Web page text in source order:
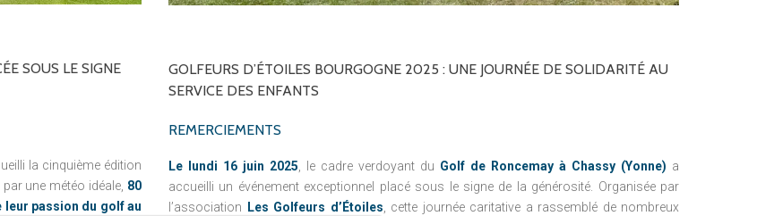
D'EXCELLENCE À
MADAGASCAR
SOUS LE SIGNE
la cinquième édition
une météo idéale, 80
leur passion du golf au
GOLFEURS D’ÉTOILES BOURGOGNE 2025 : UNE JOURNÉE DE SOLIDARITÉ AU
SERVICE DES ENFANTS
REMERCIEMENTS
Le lundi 16 juin 2025 , le cadre verdoyant du Golf de Roncemay à Chassy (Yonne) a
accueilli un événement exceptionnel placé sous le signe de la générosité. Organisée par
l’association
Les Golfeurs d’Étoiles , cette journée caritative a rassemblé de nombreux